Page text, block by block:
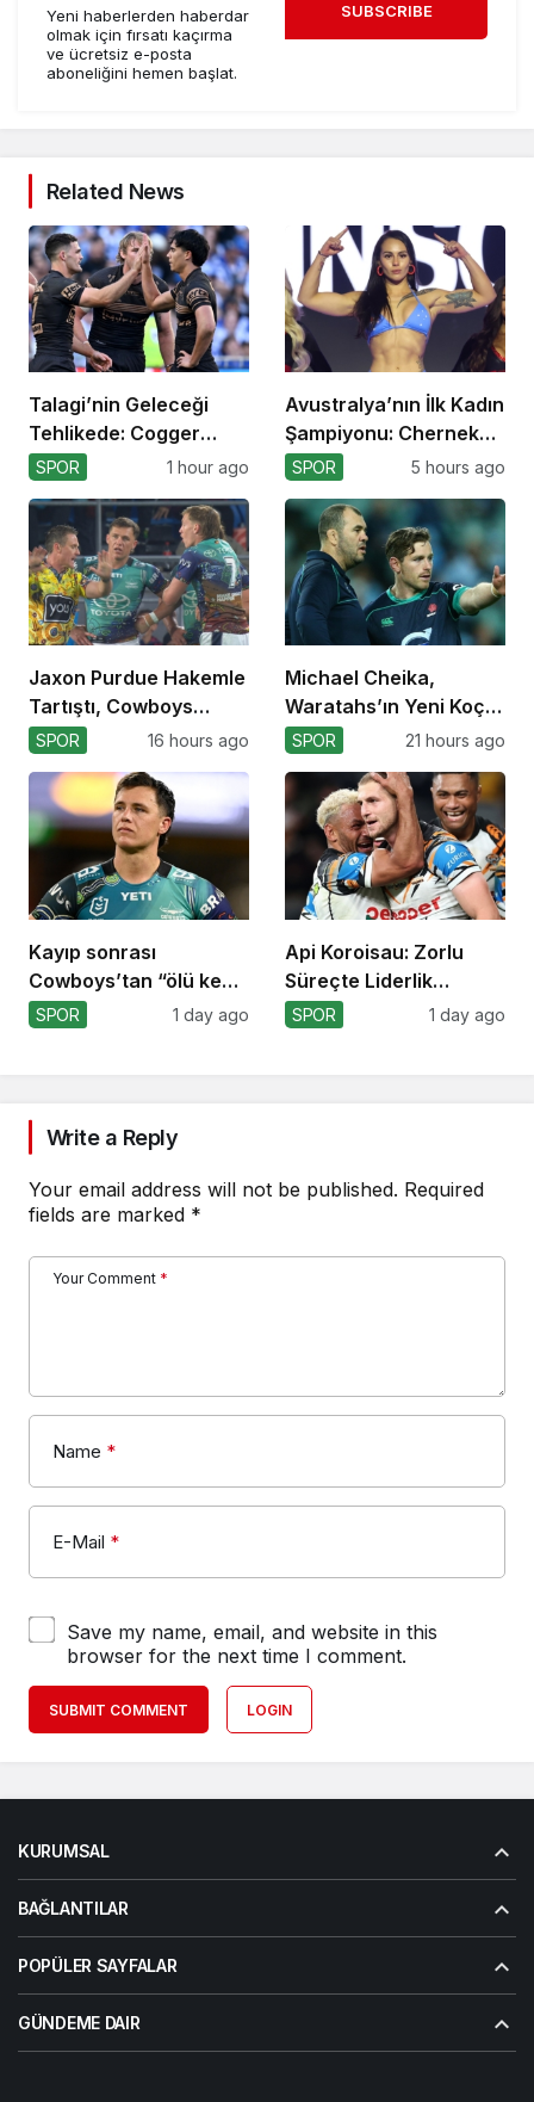
Yeni haberlerden haberdar
olmak için fırsatı kaçırma
ve ücretsiz e-posta
aboneliğini hemen başlat.
SUBSCRIBE
Related News
Talagi’nin Geleceği
Tehlikede: Cogger
Tercihi!
SPOR 1 hour ago
Avustralya’nın İlk Kadın
Şampiyonu: Cherneka
Johnson
SPOR 5 hours ago
Jaxon Purdue Hakemle
Tartıştı, Cowboys
Kazandı!
SPOR 16 hours ago
Michael Cheika,
Waratahs’ın Yeni Koçu
Olabilir!
SPOR 21 hours ago
Kayıp sonrası
Cowboys’tan “ölü kedi”
atılımı!
SPOR 1 day ago
Api Koroisau: Zorlu
Süreçte Liderlik
Mücadelesi
SPOR 1 day ago
Write a Reply
Your email address will not be published. Required
fields are marked *
Your Comment *
Name *
E-Mail *
Save my name, email, and website in this
browser for the next time I comment.
SUBMIT COMMENT LOGIN
KURUMSAL
BAĞLANTILAR
POPÜLER SAYFALAR
GÜNDEME DAIR